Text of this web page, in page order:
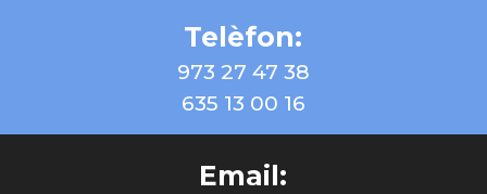
Telèfon:
973 27 47 38
635 13 00 16
Email: